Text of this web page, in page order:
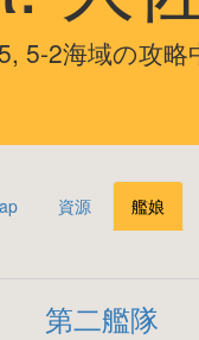
5-2海域の攻略
資源 艦娘
第二艦隊